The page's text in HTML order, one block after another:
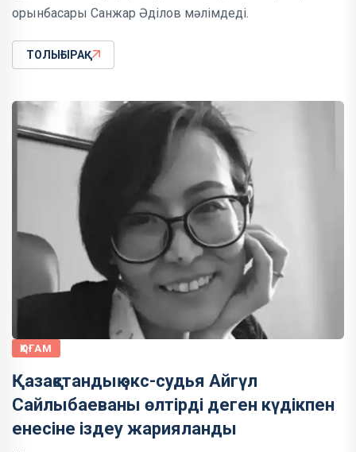
орынбасары Санжар Әділов мәлімдеді.
ТОЛЫҒЫРАҚ
ҚОҒАМ
Қазақстандық экс-судья Айгүл
Сайлыбаеваны өлтірді деген күдікпен
енесіне іздеу жарияланды